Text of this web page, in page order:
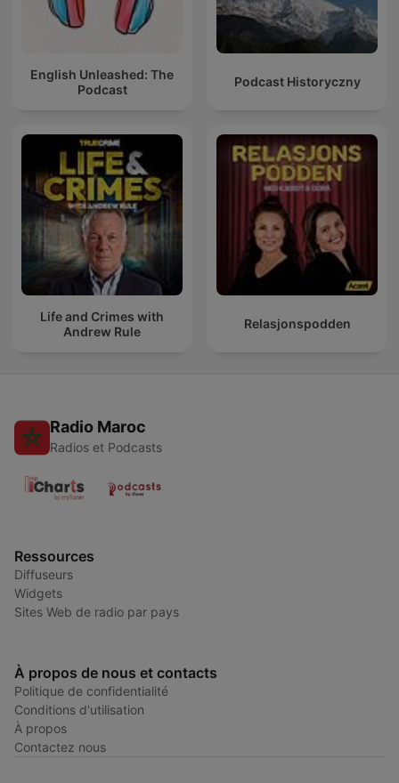
English Unleashed: The
Podcast
Podcast Historyczny
Life and Crimes with
Andrew Rule
Relasjonspodden
Radio Maroc
Radios et Podcasts
Ressources
Diffuseurs
Widgets
Sites Web de radio par pays
À propos de nous et contacts
Politique de confidentialité
Conditions d'utilisation
À propos
Contactez nous